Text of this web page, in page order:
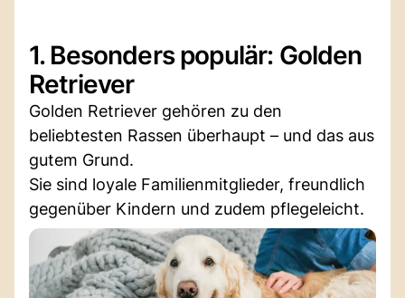
1. Besonders populär: Golden
Retriever
Golden Retriever gehören zu den
beliebtesten Rassen überhaupt – und das aus
gutem Grund.
Sie sind loyale Familienmitglieder, freundlich
gegenüber Kindern und zudem pflegeleicht.